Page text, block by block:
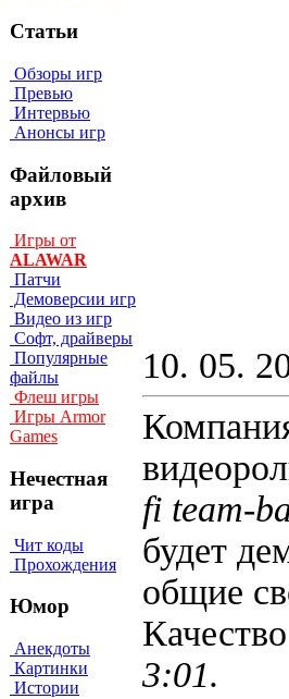
Статьи
Обзоры игр
Превью
Интервью
Анонсы игр
Файловый
архив
Игры от
ALAWAR
Патчи
Демоверсии игр
Видео из игр
Софт, драйверы
Популярные
файлы
Флеш игры
Игры Armor
Games
Нечестная
игра
Чит коды
Прохождения
Юмор
Анекдоты
Картинки
Истории
10. 05.
fi team-
будет
общие
3:01.